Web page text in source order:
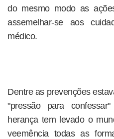
do mesmo modo as
assemelhar-se aos
médico.
Dentre as prevenções
"pressão para
herança tem levado o
veemência todas as